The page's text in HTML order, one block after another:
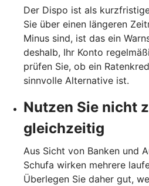
Der Dispo ist als
Sie über einen längeren
Minus sind, ist das ein
deshalb, Ihr Konto
prüfen Sie, ob ein
sinnvolle Alternative ist.
Nutzen Sie nicht
gleichzeitig
Aus Sicht von Banken und
Schufa wirken mehrere
Überlegen Sie daher gut,